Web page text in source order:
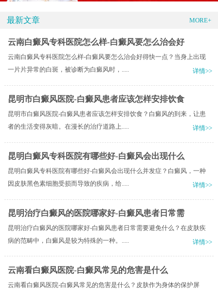
最新文章 MORE+
云南白癜风专科医院怎么样-白癜风要怎么治会好
云南白癜风专科医院怎么样-白癜风要怎么治会好得快一点？当身上出现
一片片异常的白斑，被诊断为白癜风时，.....
详情>>
昆明市白癜风医院-白癜风患者应该怎样安排饮食
昆明市白癜风医院-白癜风患者应该怎样安排饮食？白癜风的到来，让患
者的生活变得灰暗。在漫长的治疗道路上.....
详情>>
昆明白癜风专科医院有哪些好-白癜风会出现什么
昆明白癜风专科医院有哪些好-白癜风会出现什么并发症？白癜风，一种
因皮肤黑色素细胞受损而导致的疾病，给.....
详情>>
昆明治疗白癜风的医院哪家好-白癜风患者日常需
昆明治疗白癜风的医院哪家好-白癜风患者日常需要避免什么？在皮肤疾
病的范畴中，白癜风是较为特殊的一种。.....
详情>>
云南看白癜风医院-白癜风常见的危害是什么
云南看白癜风医院-白癜风常见的危害是什么？皮肤作为身体的保护屏